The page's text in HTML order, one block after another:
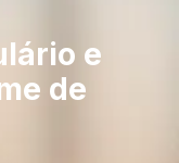
e
de